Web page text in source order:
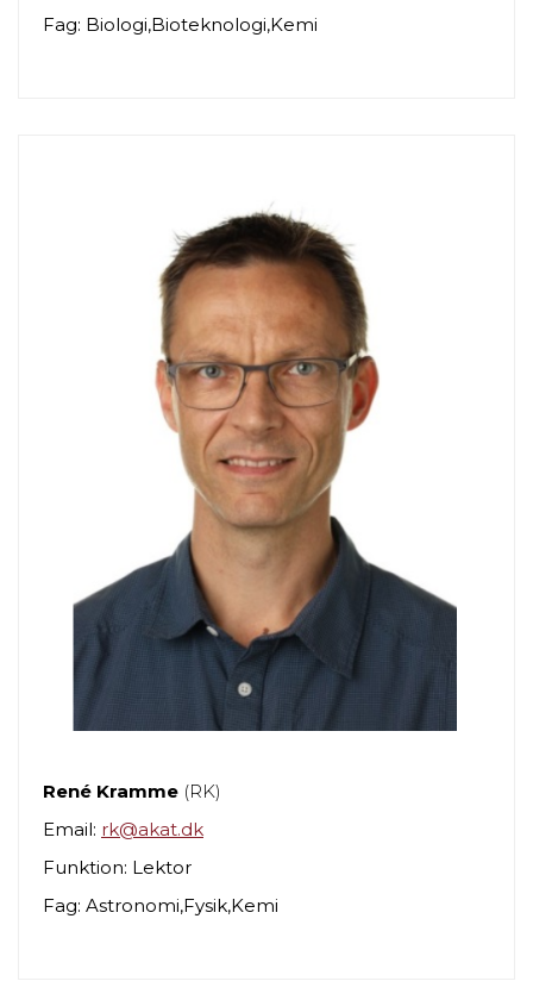
Fag: Biologi,Bioteknologi,Kemi
René Kramme (RK)
Email: rk@akat.dk
Funktion: Lektor
Fag: Astronomi,Fysik,Kemi